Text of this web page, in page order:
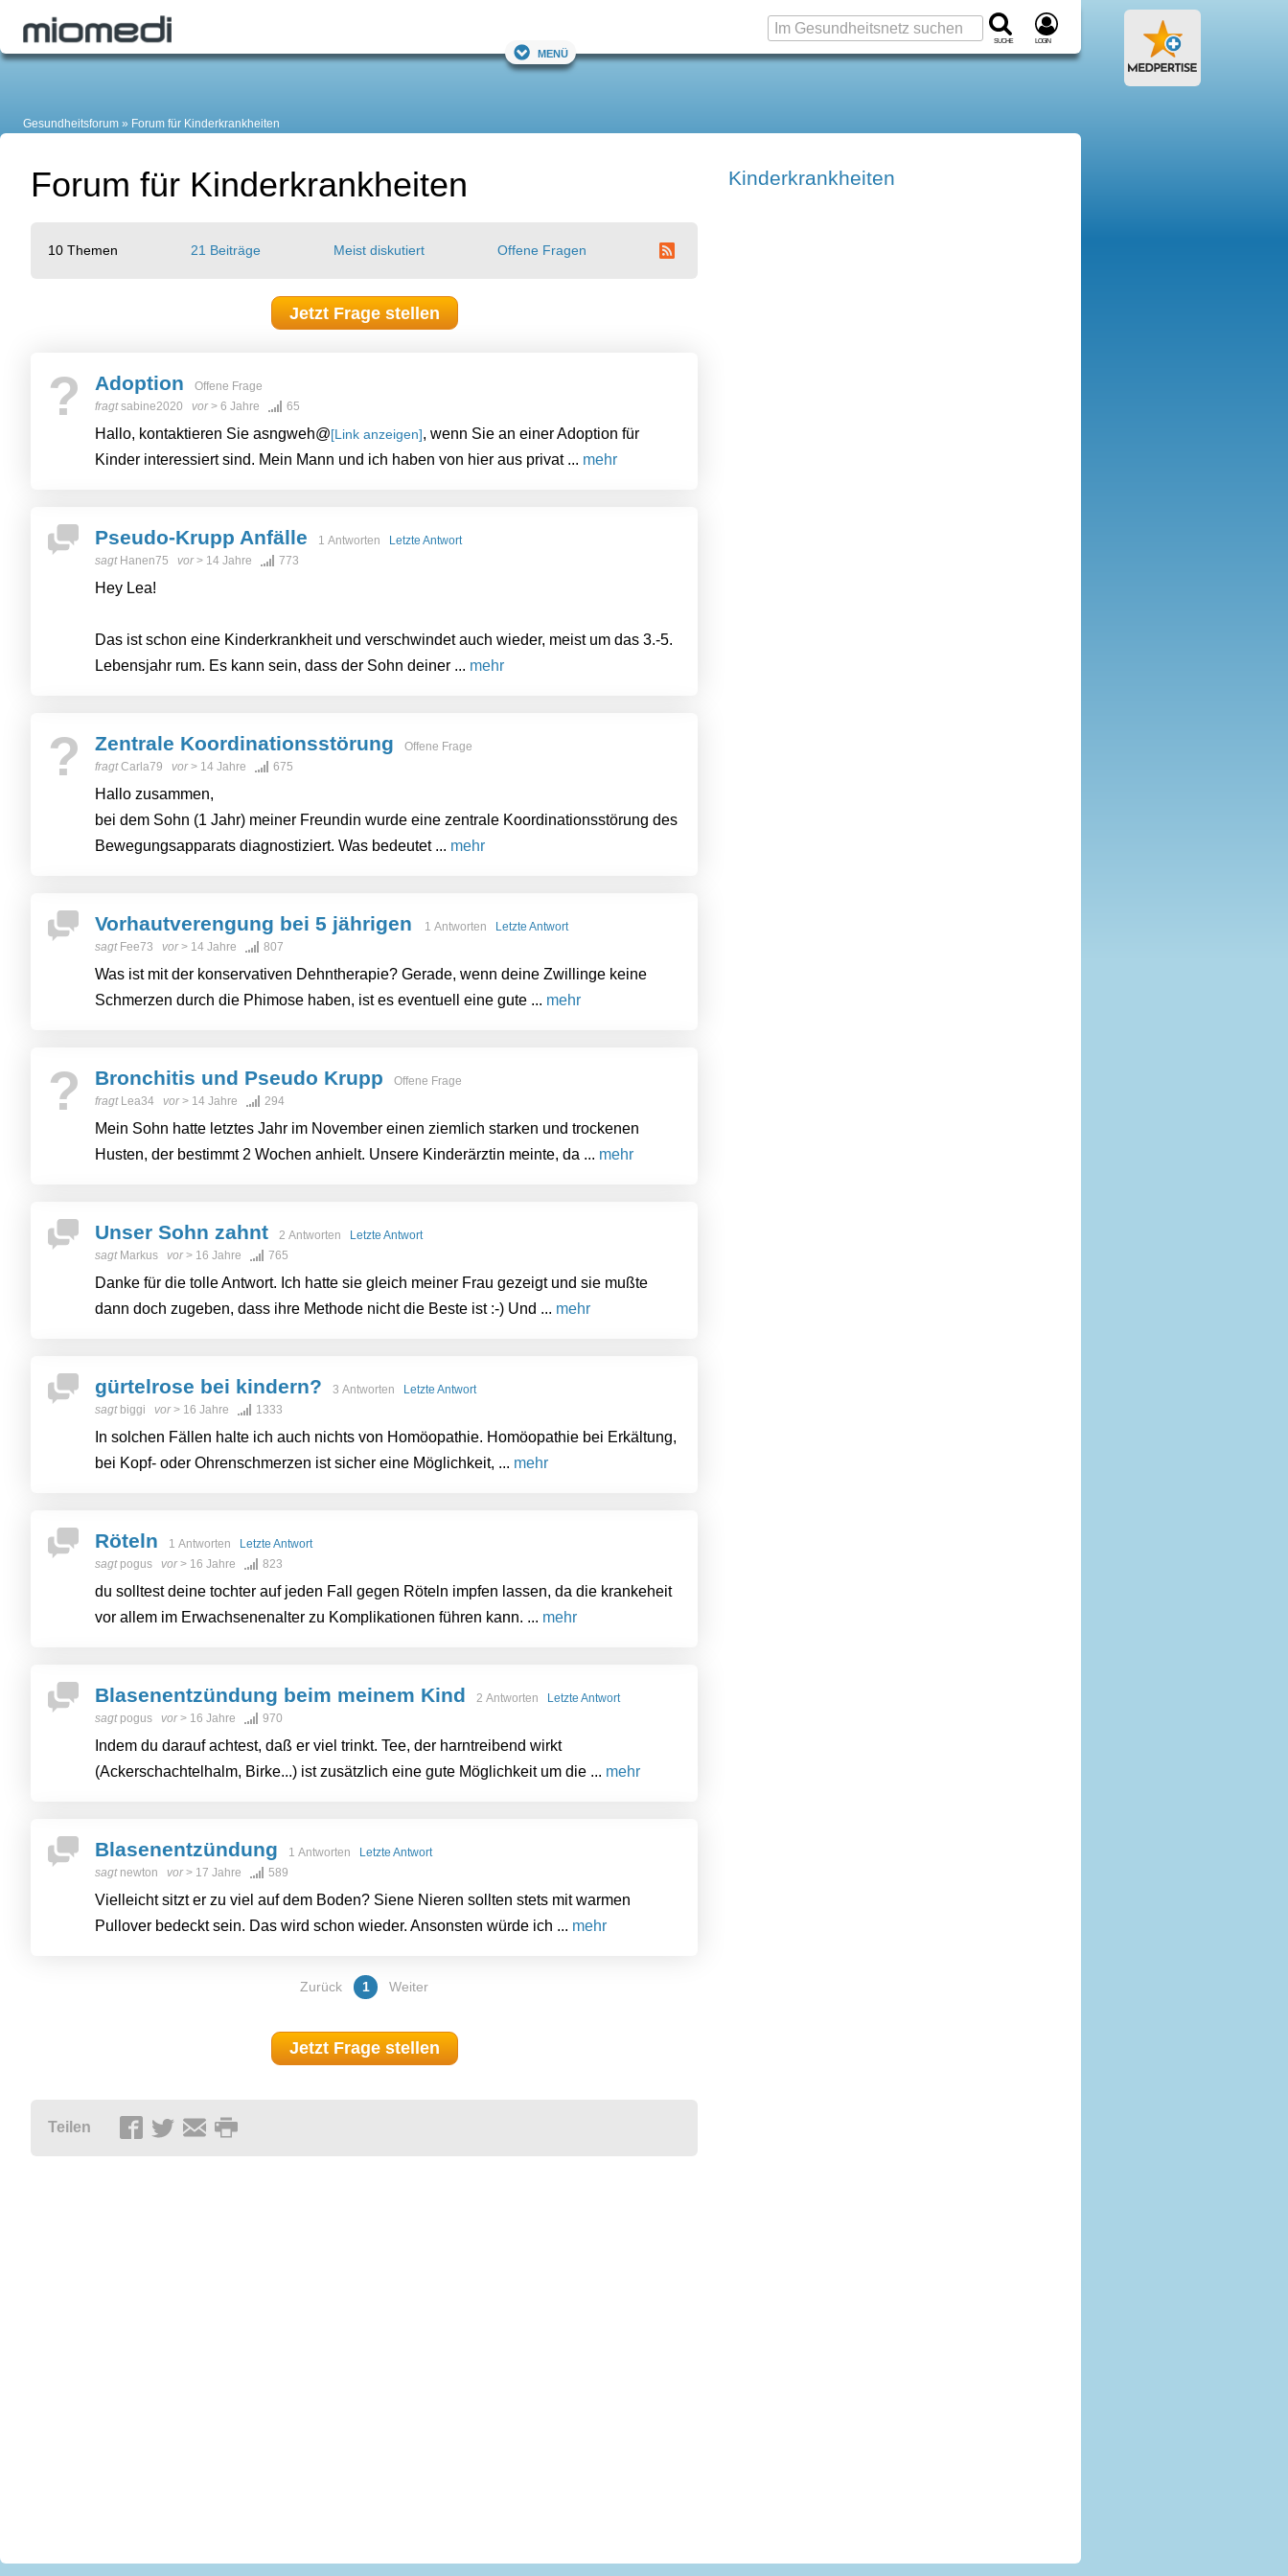
Suche Login
Menü
Gesundheitsforum Forum für Kinderkrankheiten
Forum für Kinderkrankheiten
10 Themen 21 Beiträge Meist diskutiert Offene Fragen
Jetzt Frage stellen
? Adoption
Offene Frage
fragtsabine2020 vor> 6 Jahre 65
Hallo, kontaktieren Sie asngweh@[Link anzeigen], wenn Sie an einer Adoption für
Kinder interessiert sind. Mein Mann und ich haben von hier aus privat ... mehr
Pseudo-Krupp Anfälle 1 Antworten
Letzte Antwort
sagt Hanen75 vor> 14 Jahre 773
Hey Lea!
Das ist schon eine Kinderkrankheit und verschwindet auch wieder, meist um das 3.-5.
Lebensjahr rum. Es kann sein, dass der Sohn deiner ... mehr
? Zentrale Koordinationsstörung
Offene Frage
fragtCarla79 vor> 14 Jahre 675
Hallo zusammen,
bei dem Sohn (1 Jahr) meiner Freundin wurde eine zentrale Koordinationsstörung des
Bewegungsapparats diagnostiziert. Was bedeutet ... mehr
Vorhautverengung bei 5 jährigen 1 Antworten
Letzte Antwort
sagt Fee73 vor> 14 Jahre 807
Was ist mit der konservativen Dehntherapie? Gerade, wenn deine Zwillinge keine
Schmerzen durch die Phimose haben, ist es eventuell eine gute ... mehr
? Bronchitis und Pseudo Krupp
Offene Frage
fragt Lea34 vor> 14 Jahre 294
Mein Sohn hatte letztes Jahr im November einen ziemlich starken und trockenen
Husten, der bestimmt 2 Wochen anhielt. Unsere Kinderärztin meinte, da ... mehr
Unser Sohn zahnt 2 Antworten
Letzte Antwort
sagt Markus vor> 16 Jahre 765
Danke für die tolle Antwort. Ich hatte sie gleich meiner Frau gezeigt und sie mußte
dann doch zugeben, dass ihre Methode nicht die Beste ist :-) Und ... mehr
gürtelrose bei kindern? 3 Antworten
Letzte Antwort
sagt biggi vor> 16 Jahre 1333
In solchen Fällen halte ich auch nichts von Homöopathie. Homöopathie bei Erkältung,
bei Kopf- oder Ohrenschmerzen ist sicher eine Möglichkeit, ... mehr
Röteln 1 Antworten
Letzte Antwort
sagt pogus vor> 16 Jahre 823
du solltest deine tochter auf jeden Fall gegen Röteln impfen lassen, da die krankeheit
vor allem im Erwachsenenalter zu Komplikationen führen kann. ... mehr
Blasenentzündung beim meinem Kind 2 Antworten
Letzte Antwort
sagt pogus vor> 16 Jahre 970
Indem du darauf achtest, daß er viel trinkt. Tee, der harntreibend wirkt
(Ackerschachtelhalm, Birke...) ist zusätzlich eine gute Möglichkeit um die ... mehr
Blasenentzündung 1 Antworten
Letzte Antwort
sagt newton vor> 17 Jahre 589
Vielleicht sitzt er zu viel auf dem Boden? Siene Nieren sollten stets mit warmen
Pullover bedeckt sein. Das wird schon wieder. Ansonsten würde ich ... mehr
Zurück 1 Weiter
Jetzt Frage stellen
Teilen
Kinderkrankheiten